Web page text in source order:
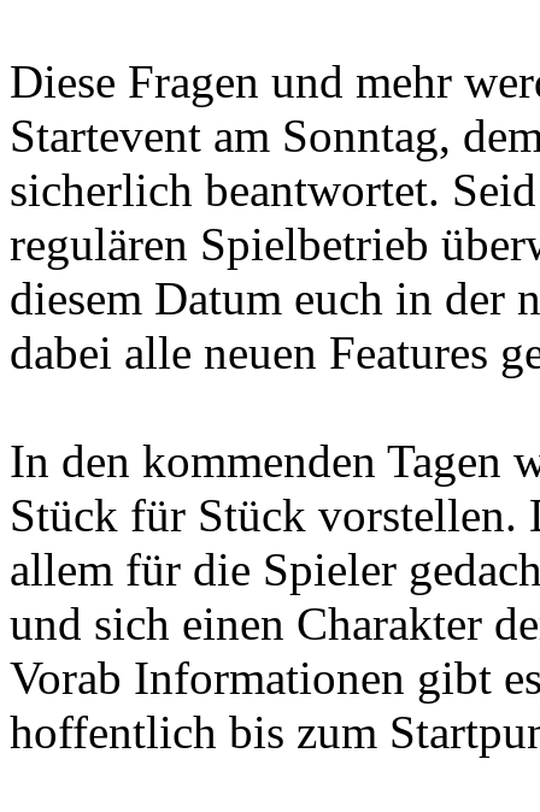
Diese Fragen und mehr
Startevent am Sonntag,
sicherlich beantwortet.
regulären Spielbetrieb
diesem Datum euch in der
dabei alle neuen Features
In den kommenden Tagen
Stück für Stück vorstellen.
allem für die Spieler
und sich einen Charakter
Vorab Informationen gibt
hoffentlich bis zum